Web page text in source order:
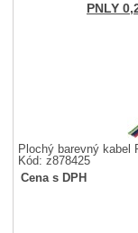
PNLY
Plochý barevný kabel
Kód: z878425
Cena s DPH